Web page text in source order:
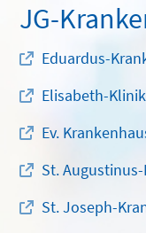
JG-
Eduardus-
Elisabeth-
Ev.
St.
St. Joseph-